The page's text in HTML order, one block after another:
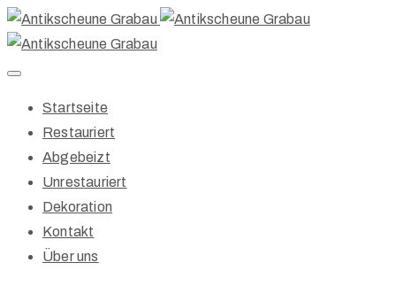
Startseite
Restauriert
Abgebeizt
Unrestauriert
Dekoration
Kontakt
Über uns